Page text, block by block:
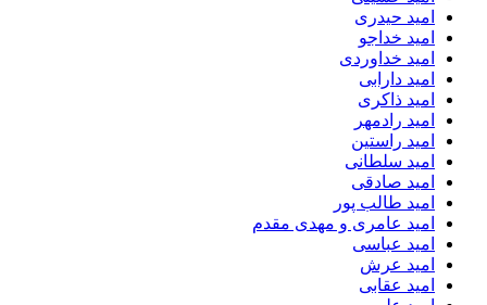
امید حیدری
امید خداجو
امید خداوردی
امید دارابی
امید ذاکری
امید رادمهر
امید راستین
امید سلطانی
امید صادقی
امید طالب پور
امید عامری و مهدی مقدم
امید عباسی
امید عرش
امید عقابی